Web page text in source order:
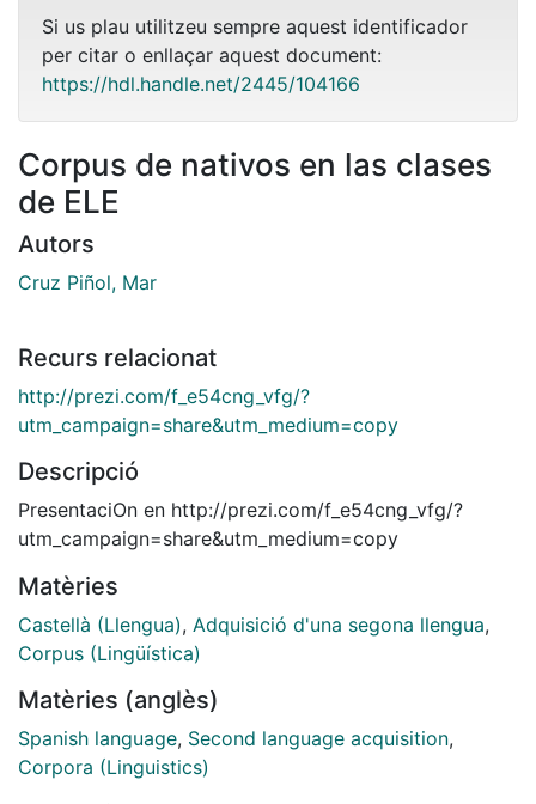
Si us plau utilitzeu sempre aquest identificador
per citar o enllaçar aquest document:
https://hdl.handle.net/2445/104166
Corpus de nativos en las clases
de ELE
Autors
Cruz Piñol, Mar
Recurs relacionat
http://prezi.com/f_e54cng_vfg/?
utm_campaign=share&utm_medium=copy
Descripció
PresentaciOn en http://prezi.com/f_e54cng_vfg/?
utm_campaign=share&utm_medium=copy
Matèries
Castellà (Llengua), Adquisició d'una segona llengua,
Corpus (Lingüística)
Matèries (anglès)
Spanish language, Second language acquisition,
Corpora (Linguistics)